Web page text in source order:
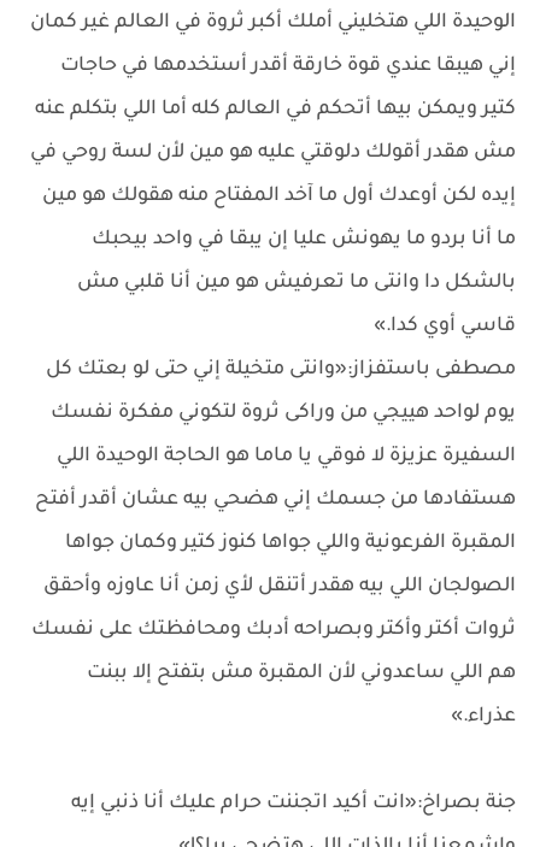
الوحيدة اللي هتخليني أملك أكبر ثروة في العالم غير كمان
إني هيبقا عندي قوة خارقة أقدر أستخدمها في حاجات
كتير ويمكن بيها أتحكم في العالم كله أما اللي بتكلم عنه
مش هقدر أقولك دلوقتي عليه هو مين لأن لسة روحي في
إيده لكن أوعدك أول ما آخد المفتاح منه هقولك هو مين
ما أنا بردو ما يهونش عليا إن يبقا في واحد بيحبك
بالشكل دا وانتى ما تعرفيش هو مين أنا قلبي مش
قاسي أوي كدا.»
مصطفى باستفزاز:«وانتى متخيلة إني حتى لو بعتك كل
يوم لواحد هييجي من وراكى ثروة لتكوني مفكرة نفسك
السفيرة عزيزة لا فوقي يا ماما هو الحاجة الوحيدة اللي
هستفادها من جسمك إني هضحي بيه عشان أقدر أفتح
المقبرة الفرعونية واللي جواها كنوز كتير وكمان جواها
الصولجان اللي بيه هقدر أتنقل لأي زمن أنا عاوزه وأحقق
ثروات أكتر وأكتر وبصراحه أدبك ومحافظتك على نفسك
هم اللي ساعدوني لأن المقبرة مش بتفتح إلا ببنت
عذراء.»
جنة بصراخ:«انت أكيد اتجننت حرام عليك أنا ذنبي إيه